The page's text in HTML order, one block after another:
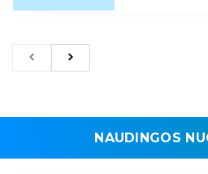
NAUDINGOS